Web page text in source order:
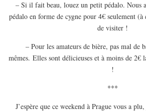
– Si il fait beau, louez un petit pédalo. Nous
pédalo en forme de cygne pour 4€ seulement
de visiter !
– Pour les amateurs de bière, pas mal de
mêmes. Elles sont délicieuses et à moins de 2€
!
***
J’espère que ce weekend à Prague vous a